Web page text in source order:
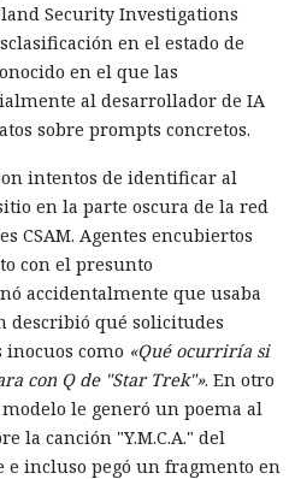
Security Investigations
en el estado de
en el que las
al desarrollador de IA
sobre prompts concretos.
intentos de identificar al
en la parte oscura de la red
CSAM. Agentes encubiertos
con el presunto
accidentalmente que usaba
describió qué solicitudes
como «Qué ocurriría si
con Q de "Star Trek"». En otro
le generó un poema al
la canción "Y.M.C.A." del
e incluso pegó un fragmento en